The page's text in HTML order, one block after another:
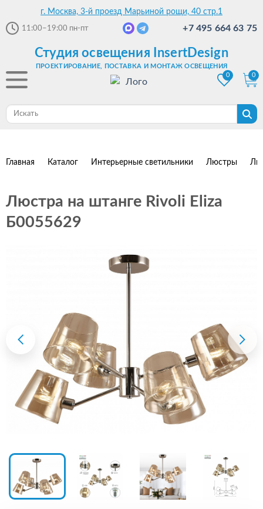
г. Москва, 3-й проезд Марьиной рощи, 40 стр.1
11:00–19:00 пн-пт +7 495 664 63 75
Студия освещения InsertDesign
ПРОЕКТИРОВАНИЕ, ПОСТАВКА И МОНТАЖ ОСВЕЩЕНИЯ
0
0
Главная Каталог Интерьерные светильники Люстры
Люстра на штанге Rivoli Eliza
Б0055629